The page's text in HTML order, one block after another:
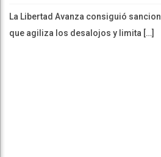
La Libertad Avanza consiguió
que agiliza los desalojos y limita […]